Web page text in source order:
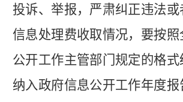
投诉、举报，严肃纠正违法或
信息处理费收取情况，要按
公开工作主管部门规定的格
纳入政府信息公开工作年度